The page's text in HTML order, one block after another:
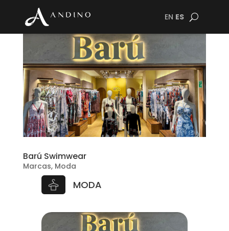
EN ES
Barú Swimwear
Marcas, Moda
MODA